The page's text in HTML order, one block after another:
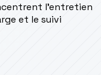
l’entretien
et le suivi